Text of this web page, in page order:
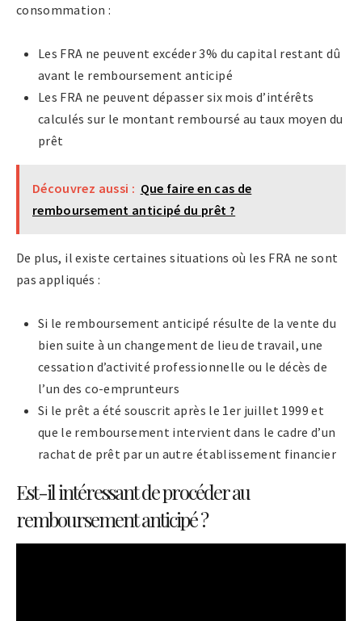
consommation :
Les FRA ne peuvent excéder 3% du capital restant dû
avant le remboursement anticipé
Les FRA ne peuvent dépasser six mois d’intérêts
calculés sur le montant remboursé au taux moyen du
prêt
Découvrez aussi : Que faire en cas de
remboursement anticipé du prêt ?
De plus, il existe certaines situations où les FRA ne sont
pas appliqués :
Si le remboursement anticipé résulte de la vente du
bien suite à un changement de lieu de travail, une
cessation d’activité professionnelle ou le décès de
l’un des co-emprunteurs
Si le prêt a été souscrit après le 1er juillet 1999 et
que le remboursement intervient dans le cadre d’un
rachat de prêt par un autre établissement financier
Est-il intéressant de procéder au
remboursement anticipé ?